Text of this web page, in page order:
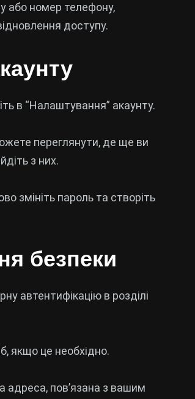
або номер телефону,
доступу.
в “Налаштування” акаунту.
переглянути, де ще ви
з них.
змініть пароль та створіть
безпеки
автентифікацію в розділі
якщо це необхідно.
адреса, пов’язана з вашим